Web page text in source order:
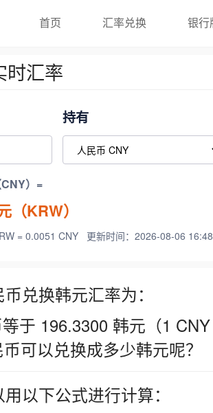
首页 汇率兑换 银行
时汇率
持有
）=
（KRW）
= 0.0051 CNY 更新时间：2026-08-06
兑换韩元汇率为：
于 196.3300 韩元（1
可以兑换成多少韩元呢？
以下公式进行计算：